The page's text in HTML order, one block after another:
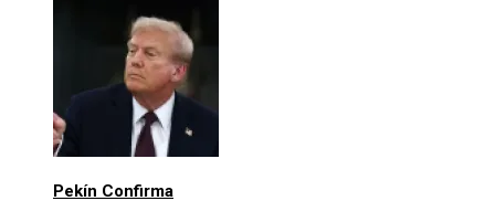
Pekín Confirma